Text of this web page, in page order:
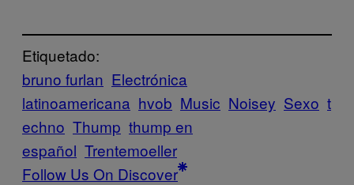
Etiquetado:
bruno furlan Electrónica
latinoamericana hvob Music Noisey Sexo t
echno Thump thump en
español Trentemoeller
Follow Us On Discover